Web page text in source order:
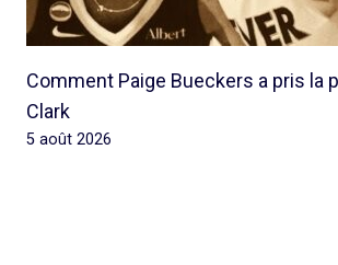
Comment Paige Bueckers a pris la
Clark
5 août 2026